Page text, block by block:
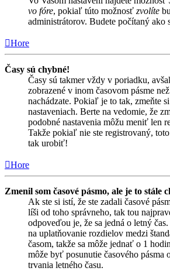
vo fóre, pokiaľ túto možnosť zvolíte
administrátorov. Budete počítaný
Hore
Časy sú chybné!
Časy sú takmer vždy v poriadku,
zobrazené v inom časovom pásme
nachádzate. Pokiaľ je to tak, zmeňte
nastaveniach. Berte na vedomie, že
podobné nastavenia môžu meniť len
Takže pokiaľ nie ste registrovaný,
tak urobiť!
Hore
Zmenil som časové pásmo, ale je to stále
Ak ste si istí, že ste zadali časové
líši od toho správneho, tak tou
odpoveďou je, že sa jedná o letný
na uplatňovanie rozdielov medzi
časom, takže sa môže jednať o 1
môže byť posunutie časového pásma
trvania letného času.